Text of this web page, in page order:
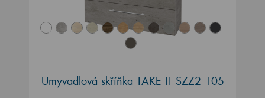
Umyvadlová skříňka TAKE IT SZZ2 105